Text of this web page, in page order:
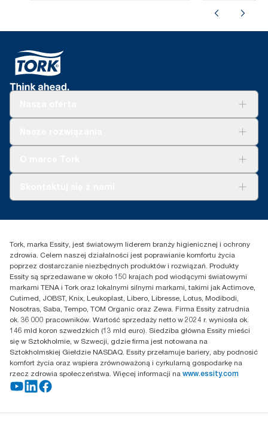
Reklamacja produktu
Przedstawiciele handlowi
Puławska 180
02-670 Warszawa
Polska
Tork, marka Essity, jest światowym liderem branży higienicznej i ochrony
zdrowia. Celem naszej działalności jest poprawianie komfortu życia
poprzez dostarczanie niezbędnych produktów i rozwiązań. Produkty
Essity są sprzedawane w około 150 krajach pod wiodącymi światowymi
markami TENA i Tork oraz lokalnymi silnymi markami, takimi jak Actimove,
Cutimed, JOBST, Knix, Leukoplast, Libero, Libresse, Lotus, Modibodi,
Nosotras, Saba, Tempo, TOM Organic oraz Zewa. Firma Essity zatrudnia
ok. 36 000 pracowników. Wartość sprzedaży netto w 2024 r. wyniosła ok.
146 mld koron szwedzkich (13 mld euro). Siedziba główna Essity mieści
się w Sztokholmie, w Szwecji, gdzie firma jest notowana na
Sztokholmskiej Giełdzie NASDAQ. Essity przełamuje bariery, aby podnosić
komfort życia oraz wspiera zrównoważoną i cyrkularną gospodarkę na
rzecz zdrowia społeczeństwa. Więcej informacji na www.essity.com